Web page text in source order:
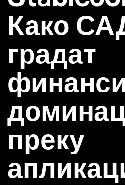
Како
градат
преку